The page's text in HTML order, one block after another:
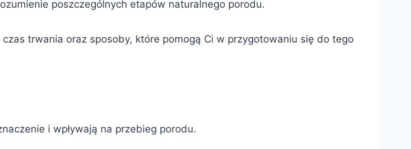
poszczególnych etapów naturalnego porodu.
trwania oraz sposoby, które pomogą Ci w przygotowaniu się do tego
i wpływają na przebieg porodu.